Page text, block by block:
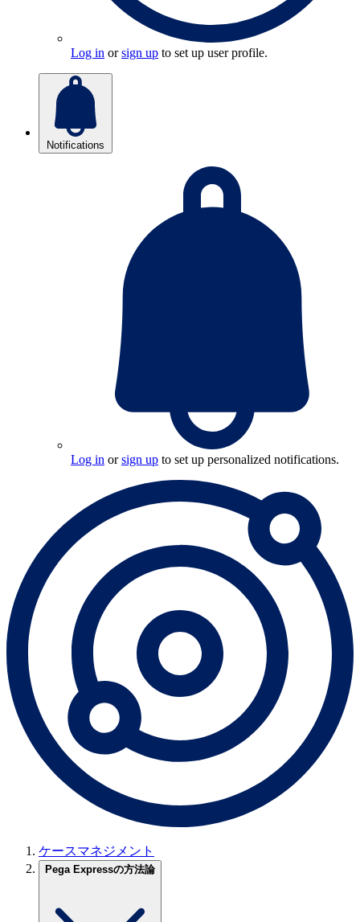
Log in orsign up to set up user profile.
Notifications
Log in orsign up to set up personalized notifications.
ケースマネジメント
Pega Expressの方法論